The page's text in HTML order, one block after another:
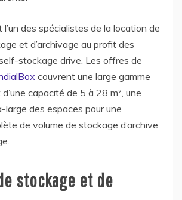
des spécialistes de la location de
et d’archivage au profit des
stockage drive. Les offres de
couvrent une large gamme
capacité de 5 à 28 m², une
des espaces pour une
de volume de stockage d’archive
stockage et de